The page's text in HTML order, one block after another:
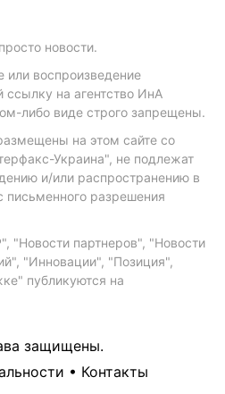
новости.
или воспроизведение
на агентство ИнА
либо виде строго запрещены.
на этом сайте со
Украина", не подлежат
и/или распространению в
разрешения
"Новости партнеров", "Новости
"Инновации", "Позиция",
публикуются на
защищены.
• Контакты